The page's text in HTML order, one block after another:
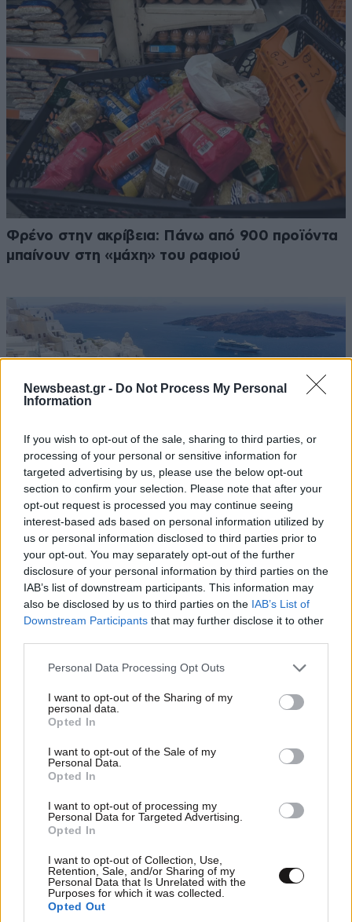
Newsbeast.gr - Do Not Process My Personal
Information
If you wish to opt-out of the sale, sharing to third parties, or
processing of your personal or sensitive information for
targeted advertising by us, please use the below opt-out
section to confirm your selection. Please note that after your
opt-out request is processed you may continue seeing
interest-based ads based on personal information utilized by
us or personal information disclosed to third parties prior to
your opt-out. You may separately opt-out of the further
disclosure of your personal information by third parties on the
IAB’s list of downstream participants. This information may
also be disclosed by us to third parties on the IAB’s List of
Downstream Participants that may further disclose it to other
Please note that this website/app uses one or more Google
not limited to your visit or usage behaviour. You may click to
grant or deny consent to Google and its third-party tags to
use your data for below specified purposes in below Google
consent section.
Personal Data Processing Opt Outs
I want to opt-out of the Sharing of my
personal data.
Opted In
I want to opt-out of the Sale of my
Personal Data.
Opted In
I want to opt-out of processing my
Personal Data for Targeted Advertising.
Opted In
I want to opt-out of Collection, Use,
Retention, Sale, and/or Sharing of my
Personal Data that Is Unrelated with the
Purposes for which it was collected.
Opted Out
Φρένο στην ακρίβεια: Πάνω από 900 προϊόντα
μπαίνουν στη «μάχη» του ραφιού
Στους πρωταγωνιστές του ευρωπαϊκού
τουρισμού η Ελλάδα – Ισχυρές κρατήσεις και
ζήτηση πέρα από το καλοκαίρι
Έρχεται πλαφόν στα πάγια των λογαριασμών
του ηλεκτρικού ρεύματος